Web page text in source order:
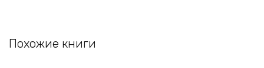
Похожие книги